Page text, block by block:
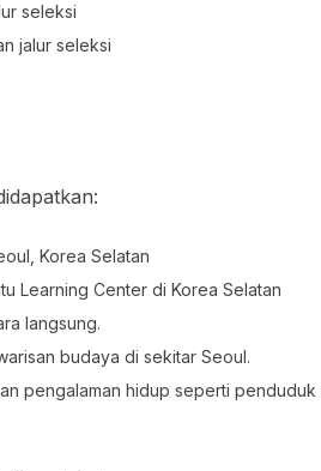
seleksi
jalur seleksi
Korea Selatan
Learning Center di Korea Selatan
langsung.
budaya di sekitar Seoul.
pengalaman hidup seperti penduduk